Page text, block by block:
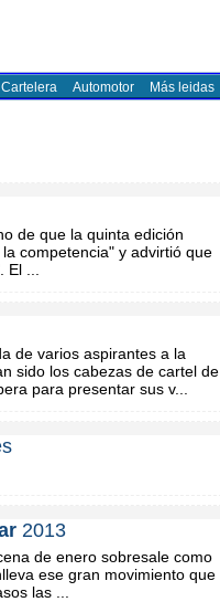
Cartelera Automotor Más leidas
de que la quinta edición
competencia" y advirtió que
...
de varios aspirantes a la
sido los cabezas de cartel de
para presentar sus v...
2013
de enero sobresale como
ese gran movimiento que
las ...